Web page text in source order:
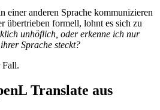
einer anderen Sprache kommunizieren
übertrieben formell, lohnt es sich zu
unhöflich, oder erkenne ich nur
Sprache steckt?
Fall.
Translate aus